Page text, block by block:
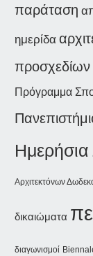
παράταση
ημερίδα
προσχεδίων
Πρόγραμμα
Ημερήσια
Αρχιτεκτόνων
δικαιώματα
διαγωνισμοί